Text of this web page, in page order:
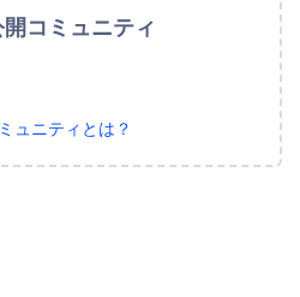
コミュニティ
ュニティとは？